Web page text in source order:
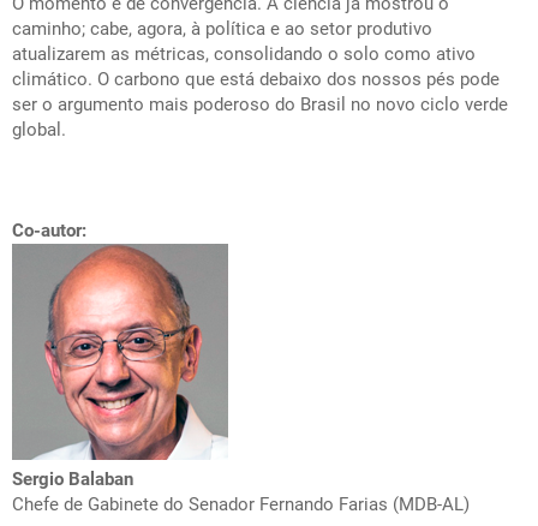
caminho; cabe, agora, à política e ao setor produtivo
atualizarem as métricas, consolidando o solo como ativo
climático. O carbono que está debaixo dos nossos pés pode
ser o argumento mais poderoso do Brasil no novo ciclo verde
global.
Co-autor:
Sergio Balaban
Chefe de Gabinete do Senador Fernando Farias (MDB-AL)